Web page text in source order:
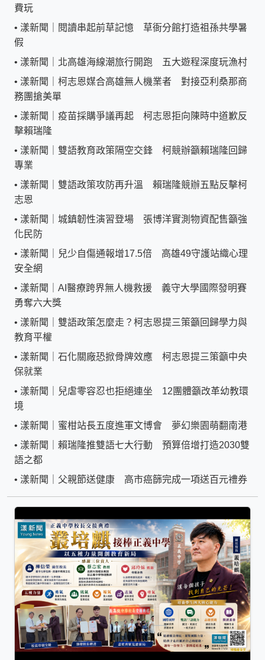
費玩
• 漾新聞｜閱讀串起前草記憶 草衙分館打造祖孫共學暑
假
• 漾新聞｜北高雄海線潮旅行開跑 五大遊程深度玩漁村
• 漾新聞｜柯志恩媒合高雄無人機業者 對接亞利桑那商
務團搶美單
• 漾新聞｜疫苗採購爭議再起 柯志恩拒向陳時中道歉反
擊賴瑞隆
• 漾新聞｜雙語教育政策隔空交鋒 柯競辦籲賴瑞隆回歸
專業
• 漾新聞｜雙語政策攻防再升溫 賴瑞隆競辦五點反擊柯
志恩
• 漾新聞｜城鎮韌性演習登場 張博洋實測物資配售籲強
化民防
• 漾新聞｜兒少自傷通報增17.5倍 高雄49守護站織心理
安全網
• 漾新聞｜AI醫療跨界無人機救援 義守大學國際發明賽
勇奪六大獎
• 漾新聞｜雙語政策怎麼走？柯志恩提三策籲回歸學力與
教育平權
• 漾新聞｜石化關廠恐掀骨牌效應 柯志恩提三策籲中央
保就業
• 漾新聞｜兒虐零容忍也拒絕連坐 12團體籲改革幼教環
境
• 漾新聞｜蜜柑站長五度進軍文博會 夢幻樂園萌翻南港
• 漾新聞｜賴瑞隆推雙語七大行動 預算倍增打造2030雙
語之都
• 漾新聞｜父親節送健康 高市癌篩完成一項送百元禮券